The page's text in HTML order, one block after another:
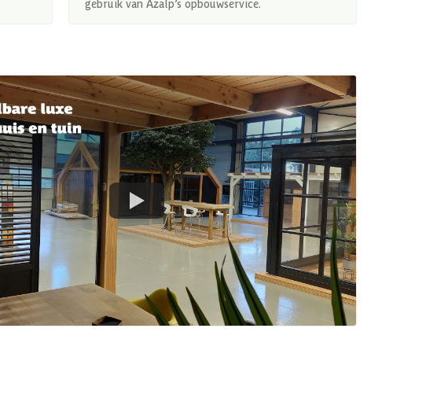
gebruik van Azalp’s opbouwservice.